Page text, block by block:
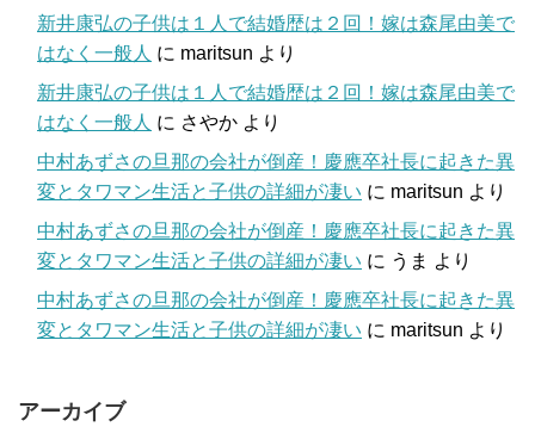
新井康弘の子供は１人で結婚歴は２回！嫁は森尾由美で
はなく一般人 に maritsun より
新井康弘の子供は１人で結婚歴は２回！嫁は森尾由美で
はなく一般人 に さやか より
中村あずさの旦那の会社が倒産！慶應卒社長に起きた異
変とタワマン生活と子供の詳細が凄い に maritsun より
中村あずさの旦那の会社が倒産！慶應卒社長に起きた異
変とタワマン生活と子供の詳細が凄い に うま より
中村あずさの旦那の会社が倒産！慶應卒社長に起きた異
変とタワマン生活と子供の詳細が凄い に maritsun より
アーカイブ